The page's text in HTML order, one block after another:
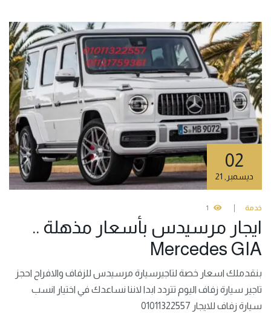
02
ديسمبر
خدمة 1
ايجار مرسيدس بأسعار مذهلة ..
Mercedes GIA
بنقدملك اسعار خصة لتاجيرسيارة مرسيدس للزفاف والافراح احجز
تاجير سيارة زفاف اليوم تتردد ابدا لاننا نساعدك في اختيار انسب
سيارة زفاف للايجار 01011322557